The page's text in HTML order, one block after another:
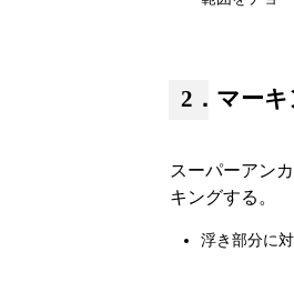
2．マー
スーパーアン
キングする。
浮き部分に